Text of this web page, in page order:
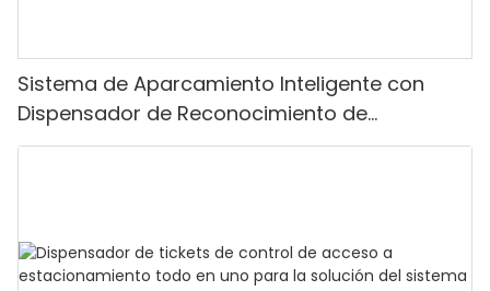
Sistema de Aparcamiento Inteligente con
Dispensador de Reconocimiento de
Matrículas Realpark